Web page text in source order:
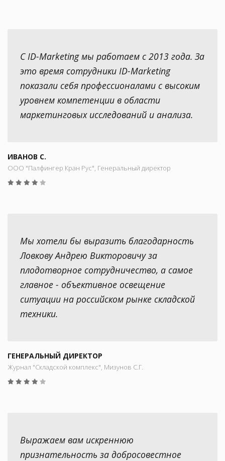
С ID-Marketing мы работаем с 2013 года. За
это время сотрудники ID-Marketing
показали себя профессионалами с высоким
уровнем компетенции в области
маркетинговых исследований и анализа.
ИВАНОВ С.
ООО "Палфингер Кран Рус", Генеральный директор
Мы хотели бы выразить благодарность
Ловкову Андрею Викторовичу за
плодотворное сотрудничество, а самое
главное - объективное освещение
ситуации на российском рынке складской
техники.
ГЕНЕРАЛЬНЫЙ ДИРЕКТОР
Журнал "Складской комплекс", Мизунов С.Г.
Выражаем вам искреннюю
признательность за добросовестное